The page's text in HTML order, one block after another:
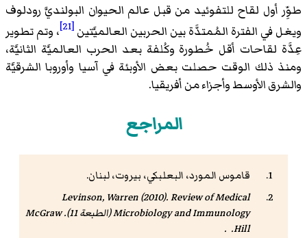
طوِّر أول لقاح للتفوئيد من قبل عالم الحيوان البولنديَّ رودلوف
ويغل في الفترة المُمتدَّة بين الحربين العالميَّتين [21]
، وتم تطوير
عِدَّة لقاحات أقل خُطورة وكُلفة بعد الحرب العالميَّة الثانيَّة،
ومنذ ذلك الوقت حصلت بعض الأوبئة في آسيا وأوروبا الشرقيَّة
والشرق الأوسط وأجزاء من أفريقيا.
المراجع
قاموس المورد، البعلبكي، بيروت، لبنان.
Levinson, Warren (2010).Review of Medical
Microbiology and Immunology
(الطبعة 11). McGraw
Hill. .